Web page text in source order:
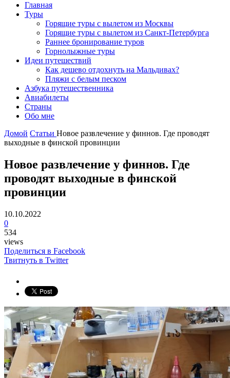
Главная
Туры
Горящие туры с вылетом из Москвы
Горящие туры с вылетом из Санкт-Петербурга
Раннее бронирование туров
Горнолыжные туры
Идеи путешествий
Как дешево отдохнуть на Мальдивах?
Пляжи с белым песком
Азбука путешественника
Авиабилеты
Страны
Обо мне
Домой Статьи Новое развлечение у финнов. Где проводят
выходные в финской провинции
Новое развлечение у финнов. Где
проводят выходные в финской
провинции
10.10.2022
0
534
views
Поделиться в Facebook
Твитнуть в Twitter